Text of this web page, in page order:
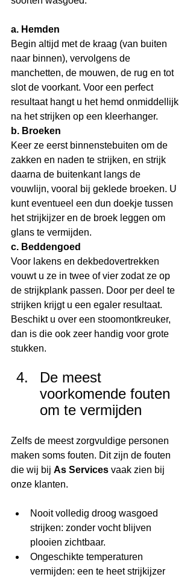
a. Hemden
Begin altijd met de kraag (van buiten
naar binnen), vervolgens de
manchetten, de mouwen, de rug en tot
slot de voorkant. Voor een perfect
resultaat hangt u het hemd onmiddellijk
na het strijken op een kleerhanger.
b. Broeken
Keer ze eerst binnenstebuiten om de
zakken en naden te strijken, en strijk
daarna de buitenkant langs de
vouwlijn, vooral bij geklede broeken. U
kunt eventueel een dun doekje tussen
het strijkijzer en de broek leggen om
glans te vermijden.
c. Beddengoed
Voor lakens en dekbedovertrekken
vouwt u ze in twee of vier zodat ze op
de strijkplank passen. Door per deel te
strijken krijgt u een egaler resultaat.
Beschikt u over een stoomontkreuker,
dan is die ook zeer handig voor grote
stukken.
De meest
voorkomende fouten
om te vermijden
Zelfs de meest zorgvuldige personen
maken soms fouten. Dit zijn de fouten
die wij bij As Services vaak zien bij
onze klanten.
Nooit volledig droog wasgoed
strijken: zonder vocht blijven
plooien zichtbaar.
Ongeschikte temperaturen
vermijden: een te heet strijkijzer